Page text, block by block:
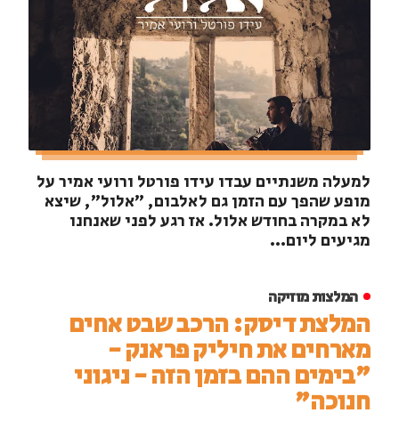
למעלה משנתיים עבדו עידו פורטל ורועי אמיר על
מופע שהפך עם הזמן גם לאלבום, "אלול", שיצא
לא במקרה בחודש אלול. אז רגע לפני שאנחנו
מגיעים ליום...
המלצות מוזיקה
המלצת דיסק: הרכב שבט אחים
מארחים את חיליק פראנק -
"בימים ההם בזמן הזה - ניגוני
חנוכה"